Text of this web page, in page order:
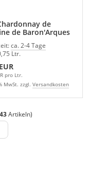
de
de Baron'Arques
ca. 2-4 Tage
Ltr.
pro Ltr.
MwSt. zzgl. Versandkosten
43Artikeln)